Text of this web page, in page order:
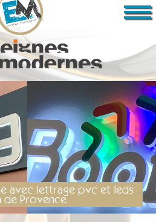
avec lettrage pvc et leds
de Provence